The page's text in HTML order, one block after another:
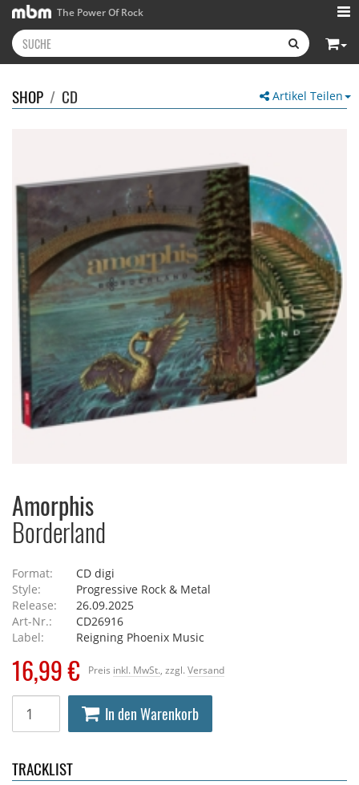
The Power Of Rock
Artikel Teilen
SHOP / CD
Amorphis
Borderland
Format:
CD digi
Style:
Progressive Rock & Metal
Release:
26.09.2025
Art-Nr.:
CD26916
Label:
Reigning Phoenix Music
Preis inkl. MwSt. , zzgl. Versand
16,99 €
In den Warenkorb
TRACKLIST